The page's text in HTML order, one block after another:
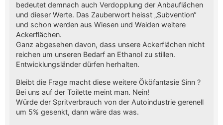
bedeutet demnach auch Verdopplung der Anbauflächen
und dieser Werte. Das Zauberwort heisst „Subvention“
und schon werden aus Wiesen und Weiden weitere
Ackerflächen.
Ganz abgesehen davon, dass unsere Ackerflächen nicht
reichen um unseren Bedarf an Ethanol zu stillen.
Entwicklungsländer dürfen herhalten.
Bleibt die Frage macht diese weitere Ököfantasie Sinn ?
Bei uns auf der Toilette meint man. Nein!
Würde der Spritverbrauch von der Autoindustrie gerenell
um 5% gesenkt, dann wäre das was.